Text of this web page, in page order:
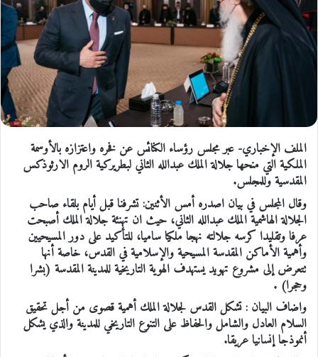
الملف الإخباري- عبر مجلس رؤساء الكنائس عن فخره واعتزازه بالأوسمة
الملكية التي منحها جلالة الملك عبدالله الثاني لبطريركية الروم الارثوذكس
المقدسية وللمجلس.
وقال المجلس في بيان اصدره أمس الأثنين: تشرفنا قبل أيام بلقاء صاحب
الجلالة الهاشمية الملك عبدالله الثاني، حيث ان تهنئة جلالة الملك أصبحت
عرفا وتقليدا كرسه جلالته نهجا ملكيا ساميا، للتأكيد على دور المسيحيين
وأهمية الأماكن المقدسة المسيحية والإسلامية في القدس، خاصة أنها
تتعرض إلى مشروع تهويد يستهدف الهوية التاريخية للمدينة المقدسة (بشرا
وحجرا) .
واضاف البيان : تشكل القدس لجلالة الملك أهمية قصوى من أجل تحقيق
السلام العادل والشامل والحفاظ على التنوع التاريخي للمدينة والذي يشكل
أنموذجا إنسانيا عريقا.